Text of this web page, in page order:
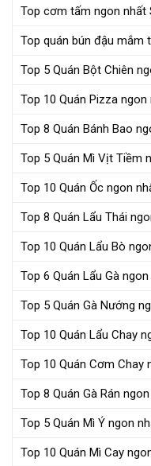
Top cơm tấm ngon nhất
Top quán bún đậu mắm
Top 5 Quán Bột Chiên
Top 10 Quán Pizza
Top 8 Quán Bánh Bao
Top 5 Quán Mì Vịt Tiềm
Top 10 Quán Ốc ngon
Top 8 Quán Lẩu Thái
Top 10 Quán Lẩu Bò
Top 6 Quán Lẩu Gà
Top 5 Quán Gà Nướng
Top 10 Quán Lẩu Chay
Top 10 Quán Cơm Chay
Top 8 Quán Gà Rán
Top 5 Quán Mì Ý ngon
Top 10 Quán Mì Cay